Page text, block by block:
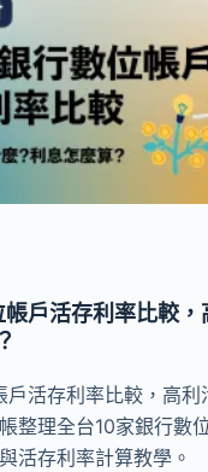
戶活存利率比較，
活存利率比較，高利
整理全台10家銀行數
活存利率計算教學。